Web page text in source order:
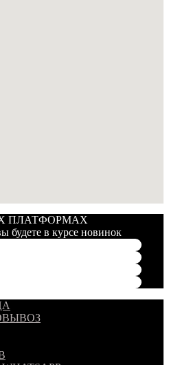
ПЛАТФОРМАХ
будете в курсе новинок